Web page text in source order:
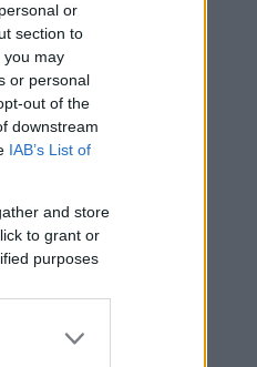
or
section to
you may
or personal
out of the
downstream
IAB’s List of
and store
to grant or
purposes